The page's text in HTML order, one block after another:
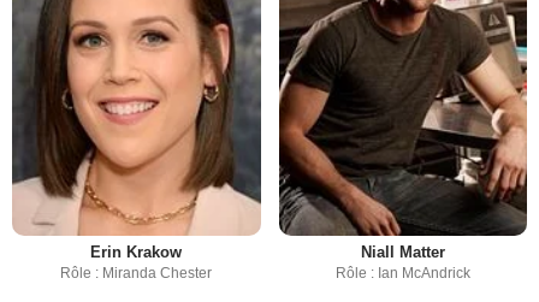
Erin Krakow
Rôle : Miranda Chester
Niall Matter
Rôle : Ian McAndrick